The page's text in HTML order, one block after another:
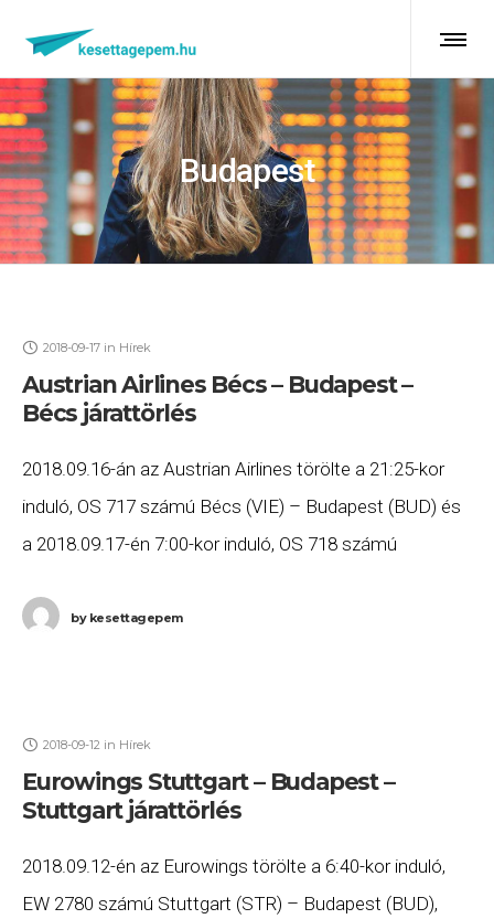
Budapest
2018-09-17 in Hírek
Austrian Airlines Bécs – Budapest –
Bécs járattörlés
2018.09.16-án az Austrian Airlines törölte a 21:25-kor
induló, OS 717 számú Bécs (VIE) – Budapest (BUD) és
a 2018.09.17-én 7:00-kor induló, OS 718 számú
bykesettagepem
2018-09-12 in Hírek
Eurowings Stuttgart – Budapest –
Stuttgart járattörlés
2018.09.12-én az Eurowings törölte a 6:40-kor induló,
EW 2780 számú Stuttgart (STR) – Budapest (BUD),